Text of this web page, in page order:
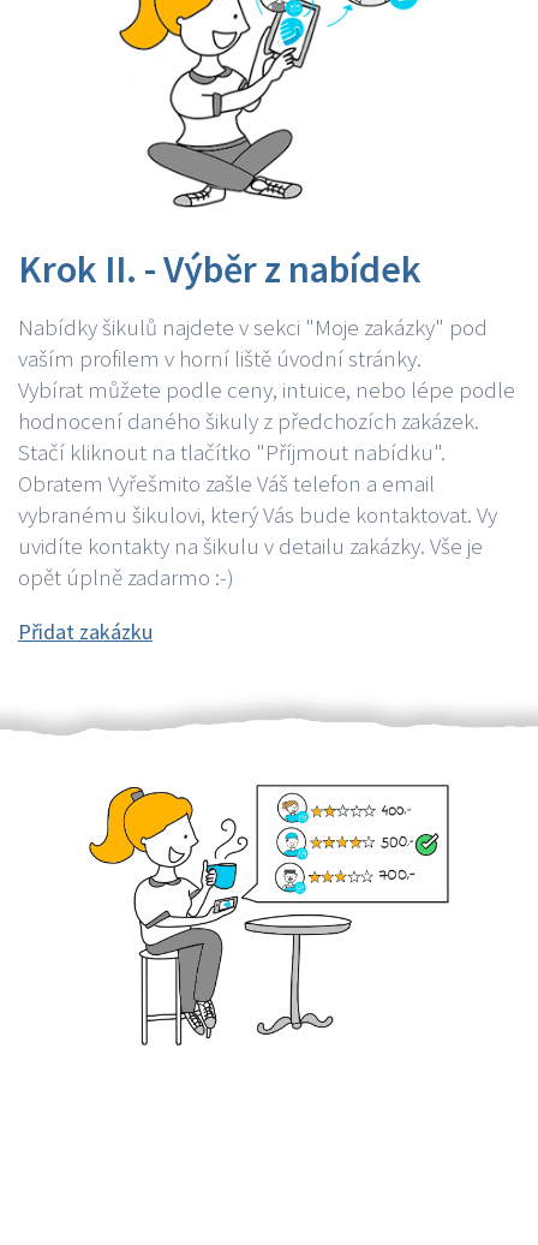
Krok II. - Výběr z nabídek
Nabídky šikulů najdete v sekci "Moje zakázky" pod
vaším profilem v horní liště úvodní stránky.
Vybírat můžete podle ceny, intuice, nebo lépe podle
hodnocení daného šikuly z předchozích zakázek.
Stačí kliknout na tlačítko "Příjmout nabídku".
Obratem Vyřešmito zašle Váš telefon a email
vybranému šikulovi, který Vás bude kontaktovat. Vy
uvidíte kontakty na šikulu v detailu zakázky. Vše je
opět úplně zadarmo :-)
Přidat zakázku